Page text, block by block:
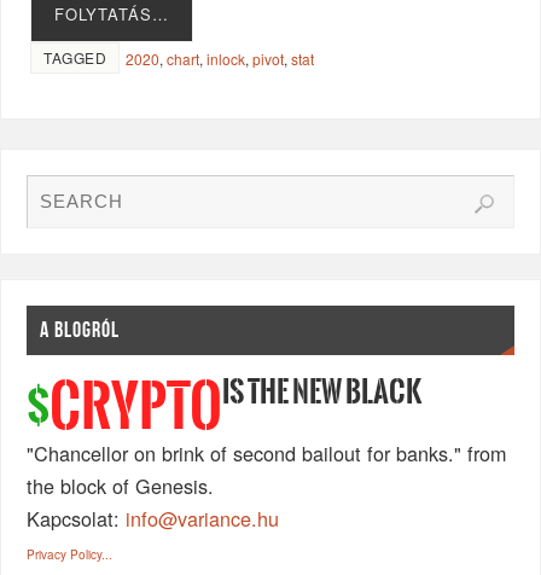
FOLYTATÁS…
TAGGED 2020,chart,inlock,pivot,stat
A BLOGRÓL
$CRYPTO IS THE NEW BLACK
"Chancellor on brink of second bailout for banks." from
the block of Genesis.
Kapcsolat: info@variance.hu
Privacy Policy...